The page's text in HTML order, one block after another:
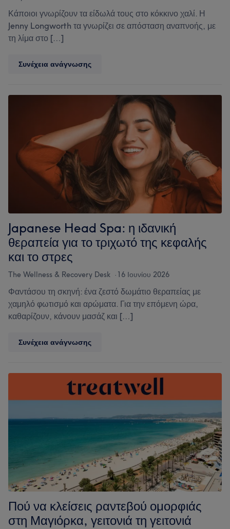
Κάποιοι γνωρίζουν τα είδωλά τους στο κόκκινο χαλί. Η
Jenny Longworth τα γνωρίζει σε απόσταση αναπνοής, με
τη λίμα στο […]
Συνέχεια ανάγνωσηςΓνώρισε
Longworth:
nail
artist
τη
Rihanna,
τον
Harry
Styles
και
το
καλοκαιρινό
της
Treatwell
Japanese Head Spa: η ιδανική
θεραπεία για το τριχωτό της κεφαλής
και το στρες
The Wellness & Recovery Desk 16 Ιουνίου 2026
Φαντάσου τη σκηνή: ένα ζεστό δωμάτιο θεραπείας με
χαμηλό φωτισμό και αρώματα. Για την επόμενη ώρα,
καθαρίζουν, κάνουν μασάζ και […]
Συνέχεια ανάγνωσηςJapanese
η
ιδανική
θεραπεία
το
της
κεφαλής
και
το
στρες
Πού να κλείσεις ραντεβού ομορφιάς
στη Μαγιόρκα, γειτονιά τη γειτονιά